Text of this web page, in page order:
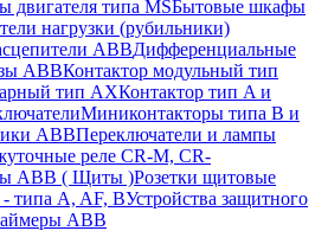
двигателя типа MSБытовые шкафы
нагрузки (рубильники)
ABBДифференциальные
ABBКонтактор модульный тип
тип AXКонтактор тип A и
Миниконтакторы типа B и
ABBПереключатели и лампы
реле CR-M, CR-
ABB ( Щиты )Розетки щитовые
- типа A, AF, BУстройства защитного
ABB